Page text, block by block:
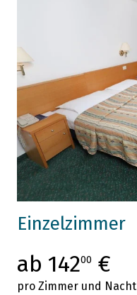
Einzelzimmer
ab 14200 €
pro Zimmer und Nacht